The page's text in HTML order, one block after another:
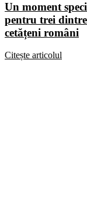
Un moment
pentru trei
cetățeni români
Citește articolul